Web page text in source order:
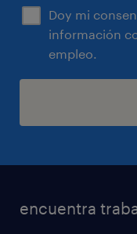
Doy mi
información
empleo.
encuentra